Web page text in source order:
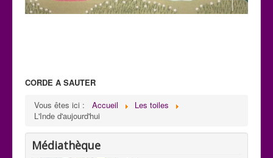
CORDE A SAUTER
Paysage: Création de Mani
H : 0,59m x L : 0,75m
Vous êtes ici : Accueil
Les toiles
L'Inde d'aujourd'hui
Médiathèque